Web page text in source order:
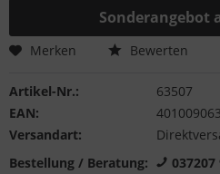
Sonderangebot
Merken Bewerten
Artikel-Nr.:
63507
EAN:
Versandart:
Bestellung / Beratung:
037207